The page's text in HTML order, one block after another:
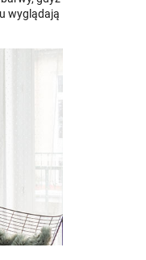
wyglądają